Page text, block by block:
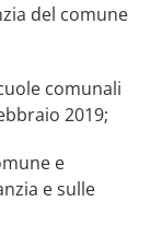
del comune
comunali
2019;
e
e sulle